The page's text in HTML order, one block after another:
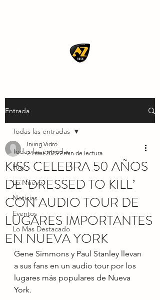
Entrada
Todas las entradas
Hoy
Lo Nuevo
Noticias
Eventos
Lo Mas Destacado
Todas las entradas
KISS CELEBRA 50 AÑOS
DE ‘DRESSED TO KILL’
CON AUDIO TOUR DE
LUGARES IMPORTANTES
EN NUEVA YORK
Irving Vidro
24 mar 2025 2 min de lectura
Gene Simmons y Paul Stanley llevan
a sus fans en un audio tour por los
lugares más populares de Nueva
York.